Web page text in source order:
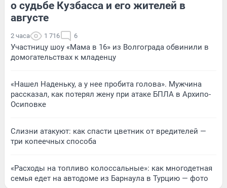
о судьбе Кузбасса и его жителей в
августе
2 часа 1 716 6
Участницу шоу «Мама в 16» из Волгограда обвинили в
домогательствах к младенцу
«Нашел Наденьку, а у нее пробита голова». Мужчина
рассказал, как потерял жену при атаке БПЛА в Архипо-
Осиповке
Слизни атакуют: как спасти цветник от вредителей —
три копеечных способа
«Расходы на топливо колоссальные»: как многодетная
семья едет на автодоме из Барнаула в Турцию — фото